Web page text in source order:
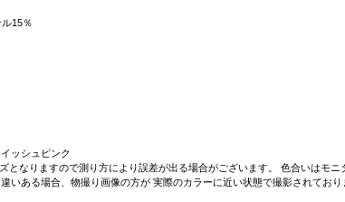
15％
ッシュピンク
となりますので測り方により誤差が出る場合がございます。 色合いはモ
いある場合、物撮り画像の方が 実際のカラーに近い状態で撮影されており